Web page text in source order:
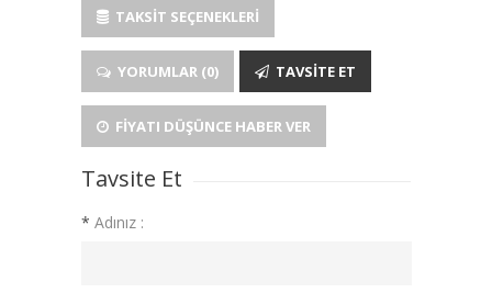
TAKSIT SEÇENEKLERI
YORUMLAR (0) TAVSITE ET
FIYATI DÜŞÜNCE HABER VER
Tavsite Et
* Adınız :